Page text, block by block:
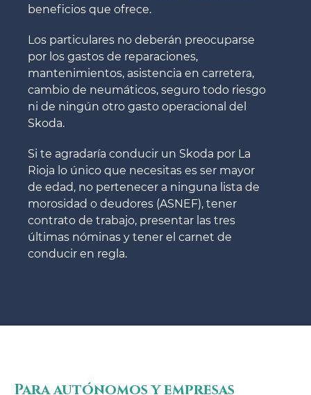
beneficios que ofrece.
Los particulares no deberán preocuparse
por los gastos de reparaciones,
mantenimientos, asistencia en carretera,
cambio de neumáticos, seguro todo riesgo
ni de ningún otro gasto operacional del
Skoda.
Si te agradaría conducir un Skoda por La
Rioja lo único que necesitas es ser mayor
de edad, no pertenecer a ninguna lista de
morosidad o deudores (ASNEF), tener
contrato de trabajo, presentar las tres
últimas nóminas y tener el carnet de
conducir en regla.
Para autónomos y empresas